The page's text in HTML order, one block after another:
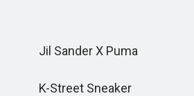
Jil Sander X Puma
K-Street Sneaker